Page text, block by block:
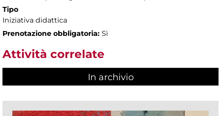
Tipo
Iniziativa didattica
Prenotazione obbligatoria: Sì
Attività correlate
In archivio